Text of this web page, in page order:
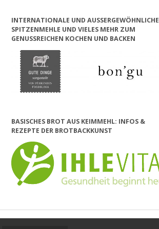
INTERNATIONALE UND AUSSERGEWÖHNLICHE S
PITZENMEHLE UND VIELES MEHR ZUM G
ENUSSREICHEN KOCHEN UND BACKEN
BASISCHES BROT AUS KEIMMEHL: INFOS &
REZEPTE DER BROTBACKKUNST